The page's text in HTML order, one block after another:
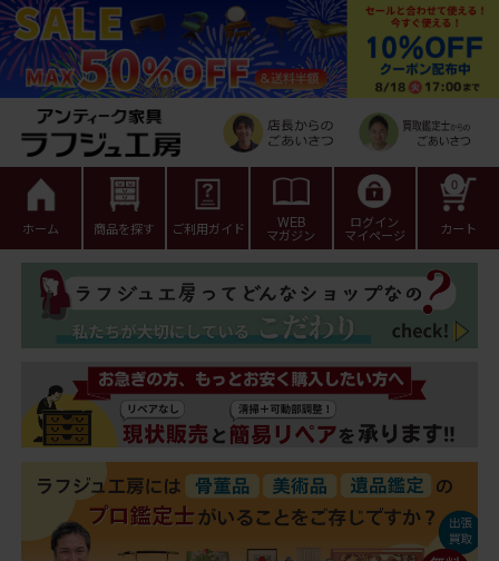
ホーム 商品を探す ご利用ガイド WEB
マガジン
ログイン
マイページ カート
0